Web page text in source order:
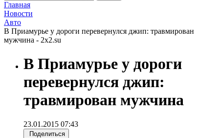
Главная
Новости
Авто
В Приамурье у дороги перевернулся джип: травмирован
мужчина - 2x2.su
В Приамурье у дороги
перевернулся джип:
травмирован мужчина
23.01.2015 07:43
Поделиться